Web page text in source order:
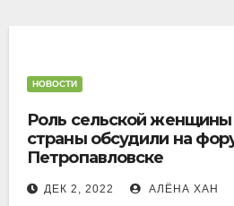
НОВОСТИ
СЕВЕРО-
Число
НОВОСТИ
Роль сельской женщины
страны обсудили на
Петропавловске
ДЕК 2, 2022 АЛЁНА ХАН